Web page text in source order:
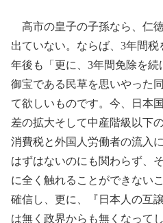
高市の皇子の子孫なら、仁
出ていない。ならば、3年間
年後も「更に、3年間免除を
御宝である民草を思いやった
て欲しいものです。今、日本
差の拡大そして中産階級以下
消費税と外国人労働者の流入
はずはないのにも関わらず、
に全く触れることができない
確信し、更に、『日本人の互
は無く政界からも無くなって